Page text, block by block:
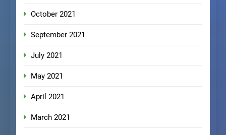
October 2021
September 2021
July 2021
May 2021
April 2021
March 2021